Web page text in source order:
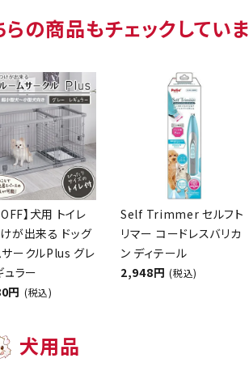
の商品もチェックしていま
】犬用 トイレ
が出来る ドッグ
ークルPlus グレ
ュラー
円 (税込)
Self Trimmer セルフト
リマー コードレスバリカ
ン ディテール
2,948円 (税込)
犬用品